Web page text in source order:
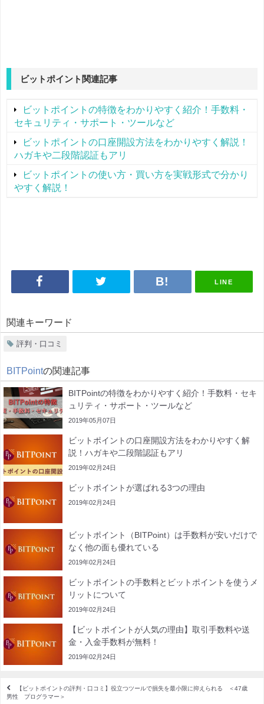
ビットポイント関連記事
ビットポイントの特徴をわかりやすく紹介！手数料・
セキュリティ・サポート・ツールなど
ビットポイントの口座開設方法をわかりやすく解説！
ハガキや二段階認証もアリ
ビットポイントの使い方・買い方を実戦形式で分かり
やすく解説！
LINE
関連キーワード
評判・口コミ
BITPointの関連記事
BITPointの特徴をわかりやすく紹介！手数料・セキ
ュリティ・サポート・ツールなど
2019年05月07日
ビットポイントの口座開設方法をわかりやすく解
説！ハガキや二段階認証もアリ
2019年02月24日
ビットポイントが選ばれる3つの理由
2019年02月24日
ビットポイント（BITPoint）は手数料が安いだけで
なく他の面も優れている
2019年02月24日
ビットポイントの手数料とビットポイントを使うメ
リットについて
2019年02月24日
【ビットポイントが人気の理由】取引手数料や送
金・入金手数料が無料！
2019年02月24日
【ビットポイントの評判・口コミ】役立つツールで損失を最小限に抑えられる ＜47歳
男性 プログラマー＞